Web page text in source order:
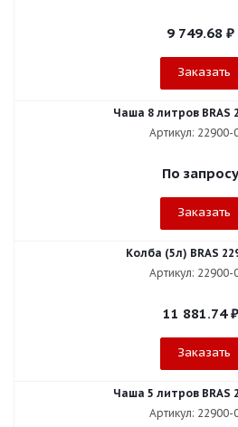
9 749.68 ₽
Заказать
Чаша 8 литров BRAS
Артикул: 22900-
По запросу
Заказать
Колба (5л) BRAS
Артикул: 22900-
11 881.74₽
Заказать
Чаша 5 литров BRAS
Артикул: 22900-